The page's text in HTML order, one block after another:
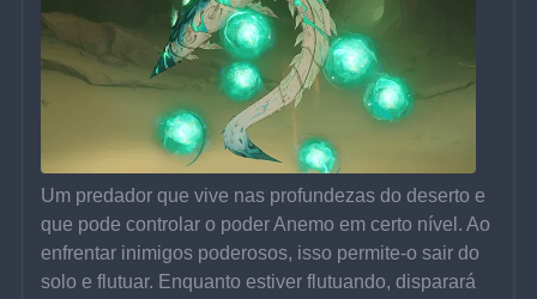
Um predador que vive nas profundezas do deserto e
que pode controlar o poder Anemo em certo nível. Ao
enfrentar inimigos poderosos, isso permite-o sair do
solo e flutuar. Enquanto estiver flutuando, disparará